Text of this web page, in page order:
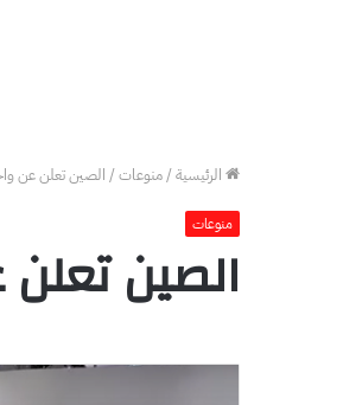
الرئيسية/منوعات/ الصين تعلن عن
منوعات
الصين